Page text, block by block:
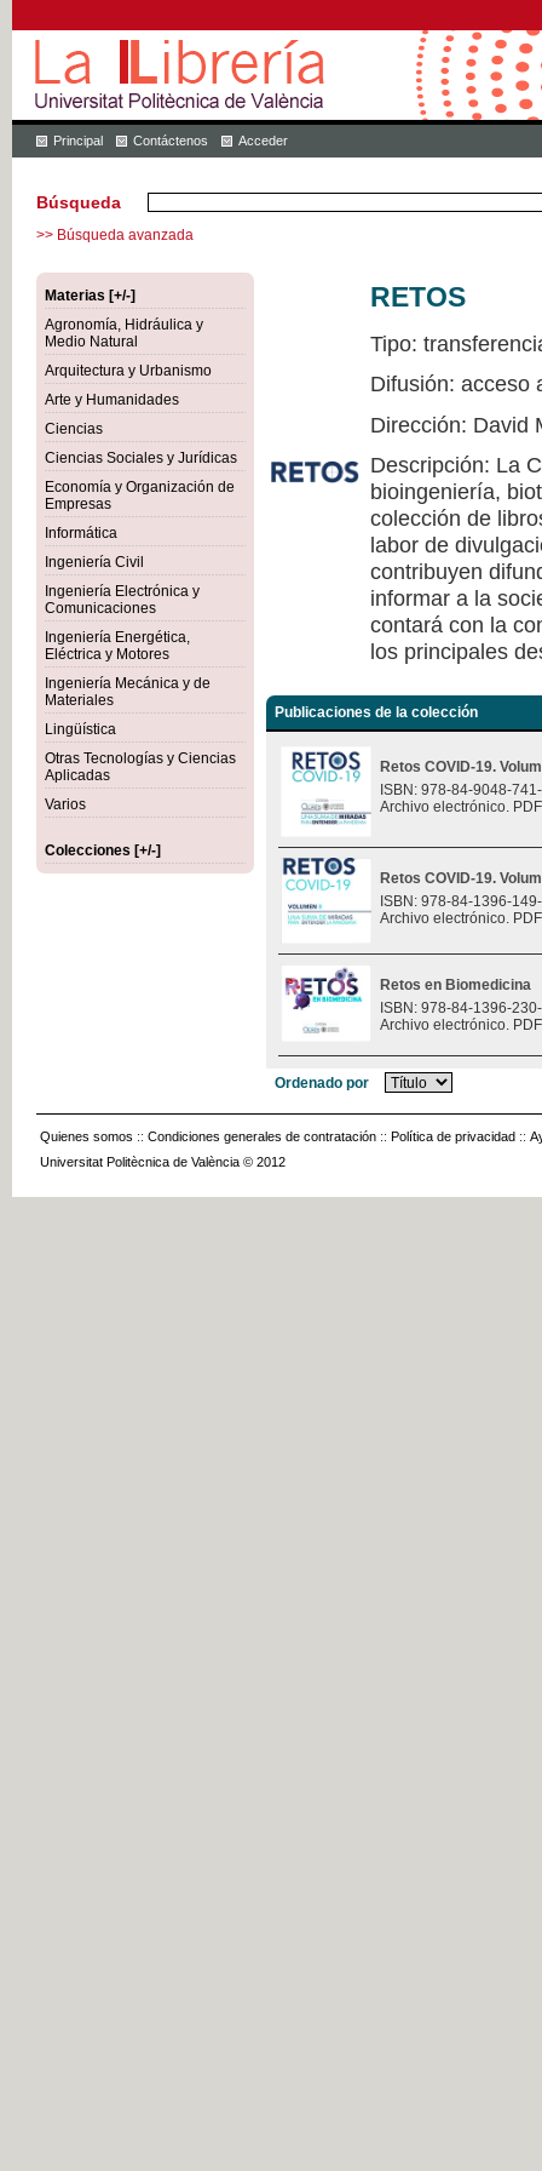
Principal Contáctenos Acceder
Búsqueda
>> Búsqueda avanzada
Materias [+/-]
Agronomía, Hidráulica y
Medio Natural
Arquitectura y Urbanismo
Arte y Humanidades
Ciencias
Ciencias Sociales y Jurídicas
Economía y Organización de
Empresas
Informática
Ingeniería Civil
Ingeniería Electrónica y
Comunicaciones
Ingeniería Energética,
Eléctrica y Motores
Ingeniería Mecánica y de
Materiales
Lingüística
Otras Tecnologías y Ciencias
Aplicadas
Varios
Colecciones [+/-]
RETOS
Tipo:
Difusión: acceso
Dirección: David
Descripción: La
bioingeniería,
colección de
labor de
contribuyen
informar a la
contará con la
los principales
Publicaciones de la colección
Retos COVID-19.
ISBN: 978-84-9048-
Archivo electrónico.
Retos COVID-19.
ISBN: 978-84-1396-
Archivo electrónico.
Retos en Biomedicina
ISBN: 978-84-1396-
Archivo electrónico.
Ordenado por
Quienes somos :: Condiciones generales de contratación :: Política de privacidad ::
Universitat Politècnica de València © 2012